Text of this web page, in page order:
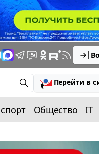
Перейти в
Общество IT